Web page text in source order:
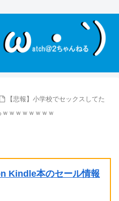
【悲報】小学校でセックスしてた
ｗｗｗｗｗｗｗ
Kindle本のセール情報